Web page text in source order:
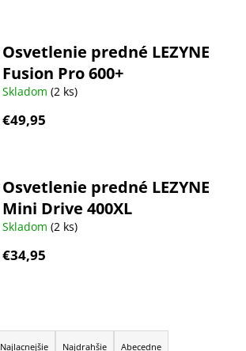
Osvetlenie predné LEZYNE
Fusion Pro 600+
Skladom (2 ks)
€49,95
Osvetlenie predné LEZYNE
Mini Drive 400XL
Skladom (2 ks)
€34,95
Najlacnejšie Najdrahšie Abecedne